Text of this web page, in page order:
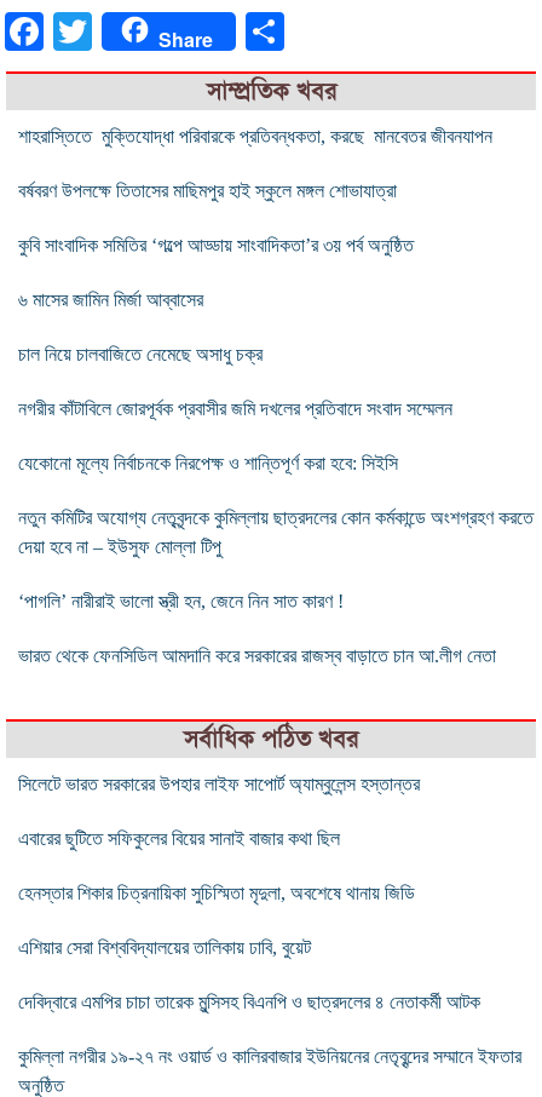
FacebookTwitter Share
সাম্প্রতিক খবর
শাহরাস্তিতে মুক্তিযোদ্ধা পরিবারকে প্রতিবন্ধকতা, করছে মানবেতর জীবনযাপন
বর্ষবরণ উপলক্ষে তিতাসের মাছিমপুর হাই স্কুলে মঙ্গল শোভাযাত্রা
কুবি সাংবাদিক সমিতির ‘গল্পে আড্ডায় সাংবাদিকতা’র ৩য় পর্ব অনুষ্ঠিত
৬ মাসের জামিন মির্জা আব্বাসের
চাল নিয়ে চালবাজিতে নেমেছে অসাধু চক্র
নগরীর কাঁটাবিলে জোরপূর্বক প্রবাসীর জমি দখলের প্রতিবাদে সংবাদ সম্মেলন
যেকোনো মূল্যে নির্বাচনকে নিরপেক্ষ ও শান্তিপূর্ণ করা হবে: সিইসি
নতুন কমিটির অযোগ্য নেতৃবৃন্দকে কুমিল্লায় ছাত্রদলের কোন কর্মকান্ডে অংশগ্রহণ করতে
দেয়া হবে না – ইউসুফ মোল্লা টিপু
‘পাগলি’ নারীরাই ভালো স্ত্রী হন, জেনে নিন সাত কারণ !
ভারত থেকে ফেনসিডিল আমদানি করে সরকারের রাজস্ব বাড়াতে চান আ.লীগ নেতা
সর্বাধিক পঠিত খবর
সিলেটে ভারত সরকারের উপহার লাইফ সাপোর্ট অ্যাম্বুলেন্স হস্তান্তর
এবারের ছুটিতে সফিকুলের বিয়ের সানাই বাজার কথা ছিল
হেনস্তার শিকার চিত্রনায়িকা সুচিস্মিতা মৃদুলা, অবশেষে থানায় জিডি
এশিয়ার সেরা বিশ্ববিদ্যালয়ের তালিকায় ঢাবি, বুয়েট
দেবিদ্বারে এমপির চাচা তারেক মুন্সিসহ বিএনপি ও ছাত্রদলের ৪ নেতাকর্মী আটক
কুমিল্লা নগরীর ১৯-২৭ নং ওয়ার্ড ও কালিরবাজার ইউনিয়নের নেতৃবৃন্দের সম্মানে ইফতার
অনুষ্ঠিত